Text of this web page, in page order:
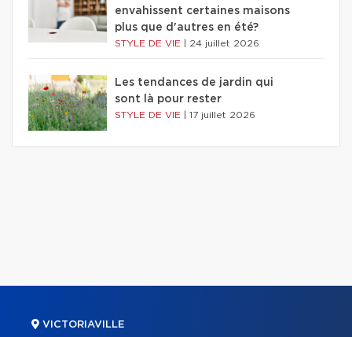
envahissent certaines maisons
plus que d'autres en été?
STYLE DE VIE 24 juillet 2026
Les tendances de jardin qui
sont là pour rester
STYLE DE VIE 17 juillet 2026
VICTORIAVILLE